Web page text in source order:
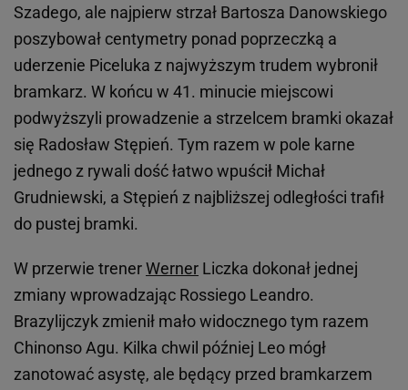
Szadego, ale najpierw strzał Bartosza Danowskiego
poszybował centymetry ponad poprzeczką a
uderzenie Piceluka z najwyższym trudem wybronił
bramkarz. W końcu w 41. minucie miejscowi
podwyższyli prowadzenie a strzelcem bramki okazał
się Radosław Stępień. Tym razem w pole karne
jednego z rywali dość łatwo wpuścił Michał
Grudniewski, a Stępień z najbliższej odległości trafił
do pustej bramki.
W przerwie trenerWerner Liczka dokonał jednej
zmiany wprowadzając Rossiego Leandro.
Brazylijczyk zmienił mało widocznego tym razem
Chinonso Agu. Kilka chwil później Leo mógł
zanotować asystę, ale będący przed bramkarzem